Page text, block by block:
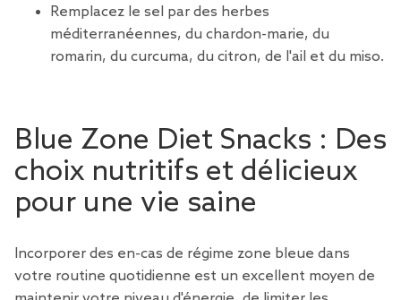
Remplacez le sel par des herbes
méditerranéennes, du chardon-marie, du
romarin, du curcuma, du citron, de l'ail et du miso.
Blue Zone Diet Snacks : Des
choix nutritifs et délicieux
pour une vie saine
Incorporer des en-cas de régime zone bleue dans
votre routine quotidienne est un excellent moyen de